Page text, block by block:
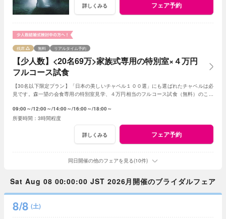
詳しくみる フェア予約
【少人数】<20名69万>家族式専用の特別室×４万円
フルコース試食
残席 無料 リアルタイム予約
【30名以下限定プラン】「日本の美しいチャペル１００選」にも選ばれたチャペルは必
見です。森一望の会食専用の特別室見学、４万円相当のフルコース試食（無料）のご用
09:00～ 12:00～ 14:00～ 16:00～ 18:00～
3時間程度
詳しくみる フェア予約
同日開催の他のフェアを見る(10件)
Sat Aug 08 00:00:00 JST 2026月開催のブライダルフェア
8/8 (土)